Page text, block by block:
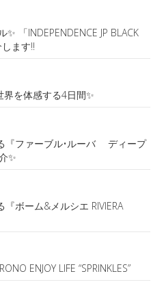
「INDEPENDENCE JP BLACK
ます‼️
界を体感する4日間✨
『ファーブル•ルーバ ディープ
✨
ボーム&メルシエ RIVIERA
ENJOY LIFE “SPRINKLES”